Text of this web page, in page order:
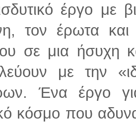
έργο με
τον έρωτα
σε μια ήσυχη
με την
Ένα έργο
κόσμο που